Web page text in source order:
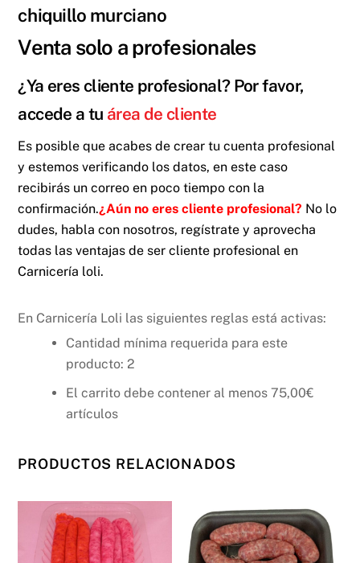
chiquillo murciano
Venta solo a profesionales
¿Ya eres cliente profesional? Por favor,
accede a tu área de cliente
Es posible que acabes de crear tu cuenta profesional
y estemos verificando los datos, en este caso
recibirás un correo en poco tiempo con la
confirmación.¿Aún no eres cliente profesional? No lo
dudes, habla con nosotros, regístrate y aprovecha
todas las ventajas de ser cliente profesional en
Carnicería loli.
En Carnicería Loli las siguientes reglas está activas:
Cantidad mínima requerida para este
producto: 2
El carrito debe contener al menos75,00€
artículos
PRODUCTOS RELACIONADOS